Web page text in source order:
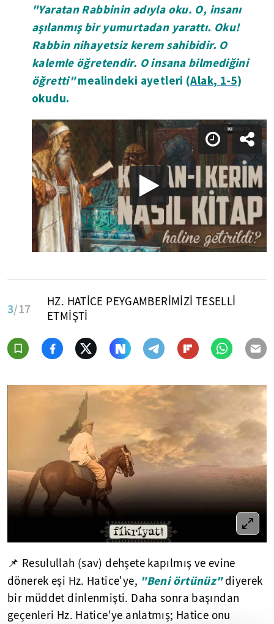
"Yaratan Rabbinin adıyla oku. O, insanı
aşılanmış bir yumurtadan yarattı. Oku!
Rabbin nihayetsiz kerem sahibidir. O
kalemle öğretendir. O insana bilmediğini
öğretti"mealindeki ayetleri (Alak, 1-5)
okudu.
3/17
HZ. HATİCE PEYGAMBERİMİZİ TESELLİ
ETMİŞTİ
📌 Resulullah (sav) dehşete kapılmış ve evine
dönerek eşi Hz. Hatice'ye, "Beni örtünüz" diyerek
bir müddet dinlenmişti. Daha sonra başından
geçenleri Hz. Hatice'ye anlatmış; Hatice onu